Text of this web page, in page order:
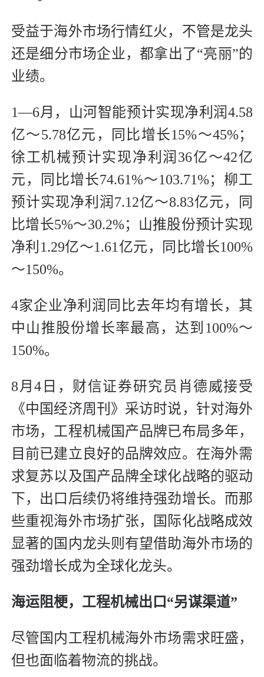
受益于海外市场行情红火，不管是龙头
还是细分市场企业，都拿出了“亮丽”的
业绩。
1—6月，山河智能预计实现净利润4.58
亿～5.78亿元，同比增长15%～45%；
徐工机械预计实现净利润36亿～42亿
元，同比增长74.61%～103.71%；柳工
预计实现净利润7.12亿～8.83亿元，同
比增长5%～30.2%；山推股份预计实现
净利1.29亿～1.61亿元，同比增长100%
～150%。
4家企业净利润同比去年均有增长，其
中山推股份增长率最高，达到100%～
150%。
8月4日，财信证券研究员肖德威接受
《中国经济周刊》采访时说，针对海外
市场，工程机械国产品牌已布局多年，
目前已建立良好的品牌效应。在海外需
求复苏以及国产品牌全球化战略的驱动
下，出口后续仍将维持强劲增长。而那
些重视海外市场扩张，国际化战略成效
显著的国内龙头则有望借助海外市场的
强劲增长成为全球化龙头。
海运阻梗，工程机械出口“另谋渠道”
尽管国内工程机械海外市场需求旺盛，
但也面临着物流的挑战。